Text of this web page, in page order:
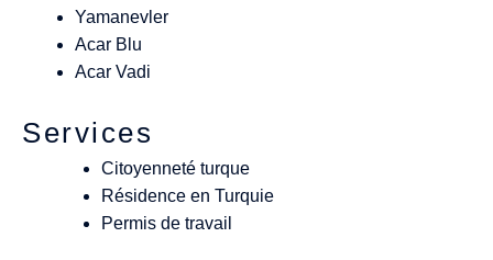
Yamanevler
Acar Blu
Acar Vadi
Services
Citoyenneté turque
Résidence en Turquie
Permis de travail